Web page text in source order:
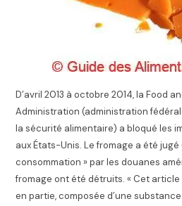
D’avril 2013 à octobre 2014, la Food
Administration (administration
la sécurité alimentaire) a bloqué les
aux États-Unis. Le fromage a été jugé
consommation » par les douanes
fromage ont été détruits.« Cet
en partie, composée d’une